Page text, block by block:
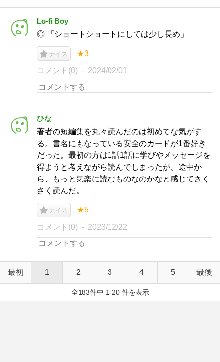
Lo-fi Boy
◎ 「ショートショートにしては少し長め」
ナイス ★3
コメント(0) 2024/02/01
ひな
著者の短編集を丸々読んだのは初めてな気がす
る。書名にもなっている安全のカードが1番好き
だった。最初の方は1話1話に学びやメッセージを
得ようと考えながら読んでしまったが、途中か
ら、もっと気楽に読むものなのかなと感じてさく
さく読んだ。
ナイス ★5
コメント(0) 2023/12/22
最初 1 2 3 4 5 最後
全183件中 1-20 件を表示